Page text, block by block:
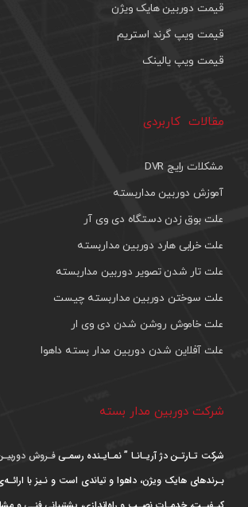
قیمت دوربین هایک ویژن
قیمت ویپ گرند استریم
قیمت ویپ یالینک
مقالات کاربردی
مشکلات رایج DVR
آموزش دوربین مداربسته
علت بوق زدن دستگاه دی وی آر
علت خرابی هارد دوربین مداربسته
علت تار شدن تصویر دوربین مداربسته
علت سوختن دوربین مداربسته چیست
علت خاموش روشن شدن دی وی ار
علت آفلاین شدن دوربین مدار بسته داهوا
شرکت دوربین مدار بسته
شرکت تـارتـن دژ آریـانـا ” نمـایـنده رسمـیفـروش
بـرندهای هایک ویژن، داهوا و تیاندی است و نـیز با